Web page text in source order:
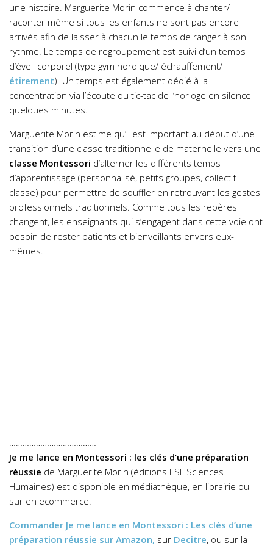
une histoire. Marguerite Morin commence à chanter/
raconter même si tous les enfants ne sont pas encore
arrivés afin de laisser à chacun le temps de ranger à son
rythme. Le temps de regroupement est suivi d’un temps
d’éveil corporel (type gym nordique/ échauffement/
étirement). Un temps est également dédié à la
concentration via l’écoute du tic-tac de l’horloge en silence
quelques minutes.
Marguerite Morin estime qu’il est important au début d’une
transition d’une classe traditionnelle de maternelle vers une
classe Montessori d’alterner les différents temps
d’apprentissage (personnalisé, petits groupes, collectif
classe) pour permettre de souffler en retrouvant les gestes
professionnels traditionnels. Comme tous les repères
changent, les enseignants qui s’engagent dans cette voie ont
besoin de rester patients et bienveillants envers eux-
mêmes.
…………………………………
Je me lance en Montessori : les clés d’une préparation
réussie de Marguerite Morin (éditions ESF Sciences
Humaines) est disponible en médiathèque, en librairie ou
sur en ecommerce.
Commander Je me lance en Montessori : Les clés d’une
préparation réussie sur Amazon, sur Decitre, ou sur la